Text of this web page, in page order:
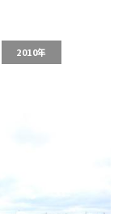
2010年